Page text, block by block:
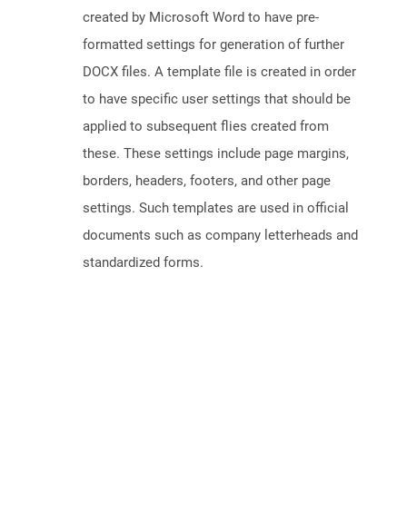
created by Microsoft Word to have pre-
formatted settings for generation of further
DOCX files. A template file is created in order
to have specific user settings that should be
applied to subsequent flies created from
these. These settings include page margins,
borders, headers, footers, and other page
settings. Such templates are used in official
documents such as company letterheads and
standardized forms.